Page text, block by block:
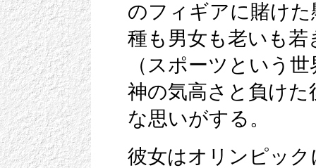
のフィギアに賭け
種も男女も老いも
（スポーツという
神の気高さと負け
な思いがする。
彼女はオリンピッ